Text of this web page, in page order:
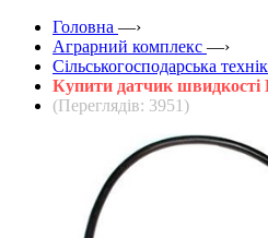
Головна —›
Аграрний комплекс —›
Сільськогосподарська
Купити датчик швидкості
(Переглядів: 3951)